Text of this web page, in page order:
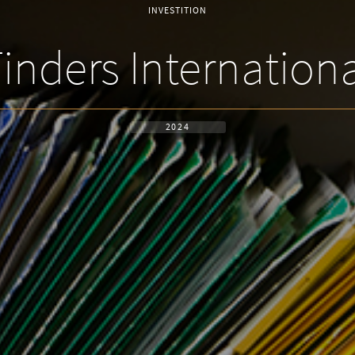
INVESTITION
2024